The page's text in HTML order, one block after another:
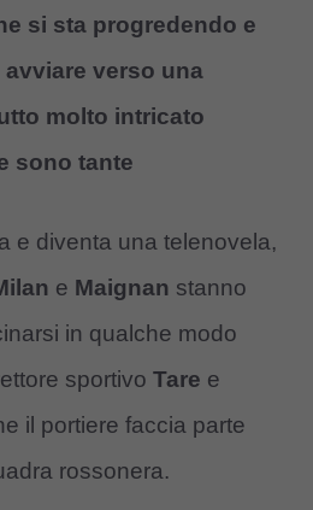
si sta progredendo e
verso una
molto intricato
sono tante
e diventa una telenovela,
e Maignan stanno
in qualche modo
sportivo Tare e
il portiere faccia parte
rossonera.